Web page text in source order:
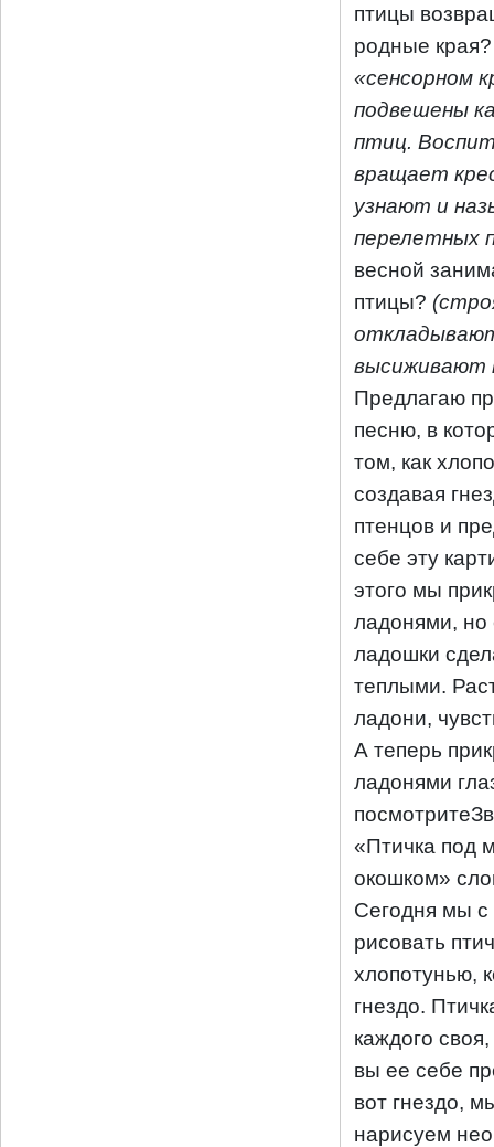
птицы
родные
«сенсорном
подвешены
птиц.
вращает
узнают и
перелетных
весной
птицы?
высиживают
Предлагаю
песню, в
том, как
создавая
птенцов и
себе эту
этого мы
ладонями, но
ладошки
теплыми.
ладони,
А теперь
ладонями
«Птичка под
окошком»
Сегодня мы
рисовать
хлопотунью,
гнездо.
каждого
вы ее себе
вот гнездо,
нарисуем